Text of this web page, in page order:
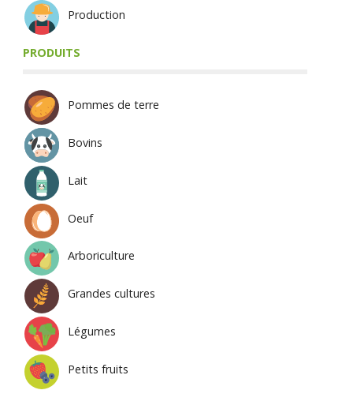
Production
PRODUITS
Pommes de terre
Bovins
Lait
Oeuf
Arboriculture
Grandes cultures
Légumes
Petits fruits